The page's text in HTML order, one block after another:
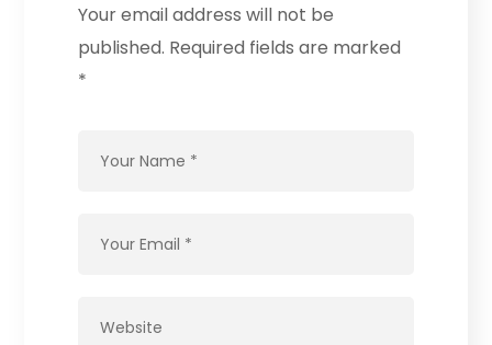
Your email address will not be
published. Required fields are marked
*